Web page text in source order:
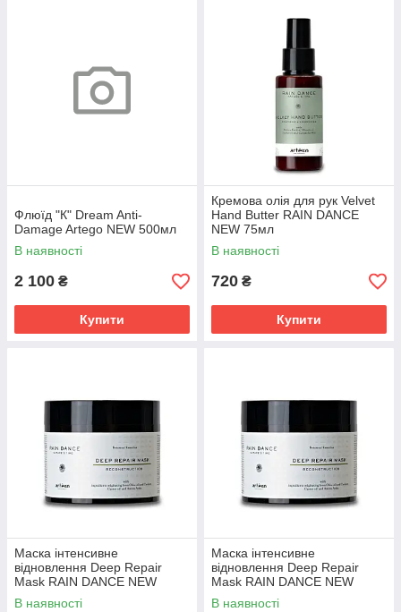
Флюїд "К" Dream Anti-
Damage Artego NEW 500мл
В наявності
2 100 ₴
Купити
Кремова олія для рук Velvet
Hand Butter RAIN DANCE
NEW 75мл
В наявності
720 ₴
Купити
Маска інтенсивне
відновлення Deep Repair
Mask RAIN DANCE NEW
250мл
В наявності
Маска інтенсивне
відновлення Deep Repair
Mask RAIN DANCE NEW
500мл
В наявності